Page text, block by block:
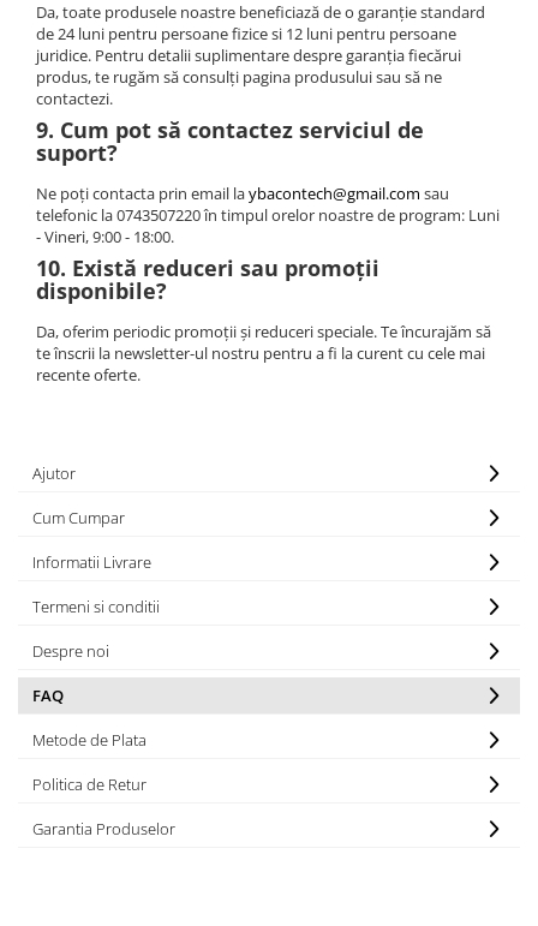
Da, toate produsele noastre beneficiază de o garanție standard
de 24 luni pentru persoane fizice si 12 luni pentru persoane
juridice. Pentru detalii suplimentare despre garanția fiecărui
produs, te rugăm să consulți pagina produsului sau să ne
contactezi.
9. Cum pot să contactez serviciul de
suport?
Ne poți contacta prin email laybacontech@gmail.com sau
telefonic la 0743507220 în timpul orelor noastre de program: Luni
- Vineri, 9:00 - 18:00.
10. Există reduceri sau promoții
disponibile?
Da, oferim periodic promoții și reduceri speciale. Te încurajăm să
te înscrii la newsletter-ul nostru pentru a fi la curent cu cele mai
recente oferte.
Ajutor
Cum Cumpar
Informatii Livrare
Termeni si conditii
Despre noi
FAQ
Metode de Plata
Politica de Retur
Garantia Produselor